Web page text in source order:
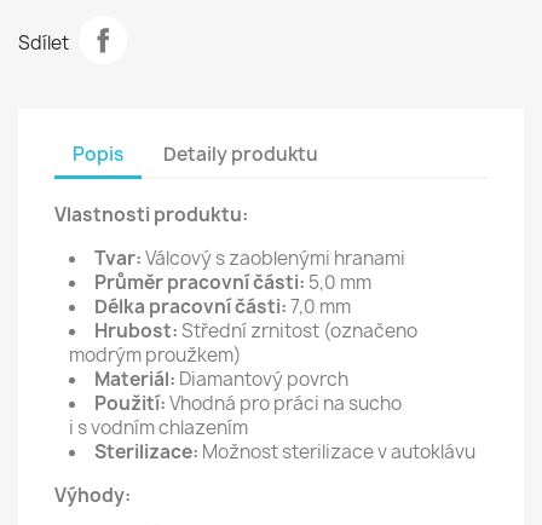
Sdílet
Popis Detaily produktu
Vlastnosti produktu:
Tvar:Válcový s zaoblenými hranami
Průměr pracovní části: 5,0 mm
Délka pracovní části:7,0 mm
Hrubost:Střední zrnitost (označeno
modrým proužkem)
Materiál: Diamantový povrch
Použití:Vhodná pro práci na sucho
i s vodním chlazením
Sterilizace: Možnost sterilizace v autoklávu
Výhody: